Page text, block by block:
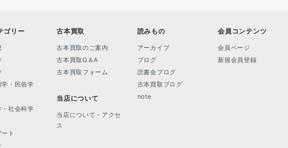
ゴリー
・民俗学
・社会科学
ト
古本買取
古本買取のご案内
古本買取Q＆A
古本買取フォーム
当店について
当店について・アクセ
ス
読みもの
アーカイブ
ブログ
読書会ブログ
古本買取ブログ
note
会員コンテンツ
会員ページ
新規会員登録